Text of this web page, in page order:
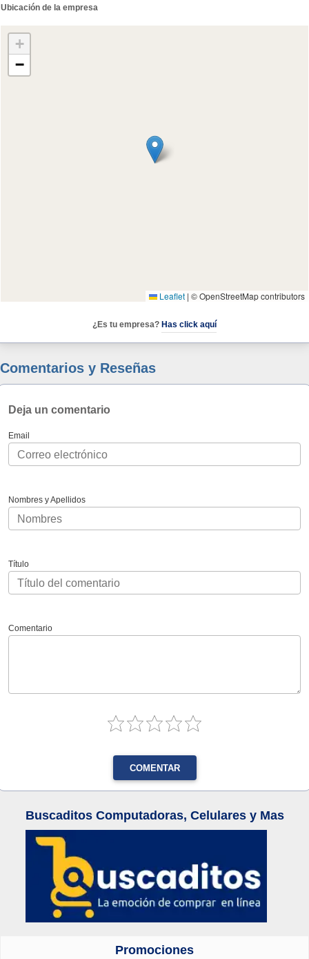
Ubicación de la empresa
+
−
Leaflet | © OpenStreetMap contributors
¿Es tu empresa? Has click aquí
Comentarios y Reseñas
Deja un comentario
Email
Nombres y Apellidos
Título
Comentario
COMENTAR
Buscaditos Computadoras, Celulares y Mas
Promociones